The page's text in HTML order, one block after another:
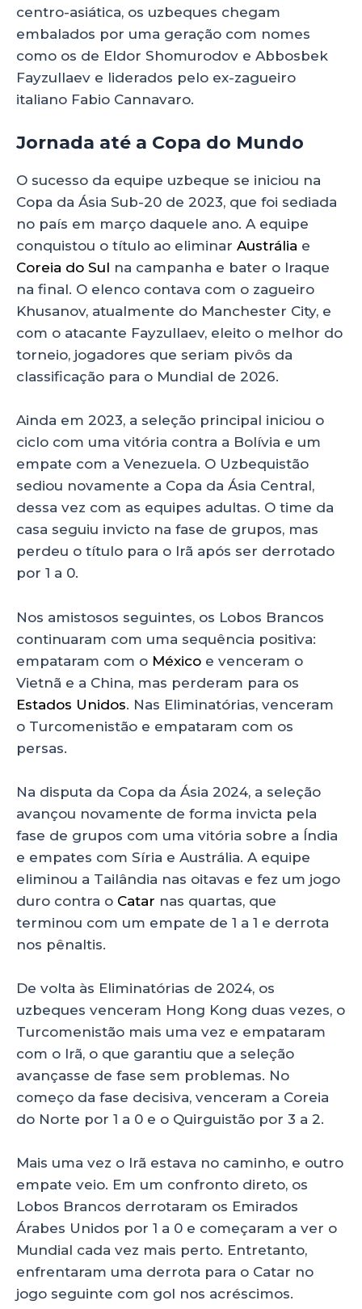
centro-asiática, os uzbeques chegam
embalados por uma geração com nomes
como os de Eldor Shomurodov e Abbosbek
Fayzullaev e liderados pelo ex-zagueiro
italiano Fabio Cannavaro.
Jornada até a Copa do Mundo
O sucesso da equipe uzbeque se iniciou na
Copa da Ásia Sub-20 de 2023, que foi sediada
no país em março daquele ano. A equipe
conquistou o título ao eliminar Austrália e
Coreia do Sul na campanha e bater o Iraque
na final. O elenco contava com o zagueiro
Khusanov, atualmente do Manchester City, e
com o atacante Fayzullaev, eleito o melhor do
torneio, jogadores que seriam pivôs da
classificação para o Mundial de 2026.
Ainda em 2023, a seleção principal iniciou o
ciclo com uma vitória contra a Bolívia e um
empate com a Venezuela. O Uzbequistão
sediou novamente a Copa da Ásia Central,
dessa vez com as equipes adultas. O time da
casa seguiu invicto na fase de grupos, mas
perdeu o título para o Irã após ser derrotado
por 1 a 0.
Nos amistosos seguintes, os Lobos Brancos
continuaram com uma sequência positiva:
empataram com o México e venceram o
Vietnã e a China, mas perderam para os
Estados Unidos. Nas Eliminatórias, venceram
o Turcomenistão e empataram com os
persas.
Na disputa da Copa da Ásia 2024, a seleção
avançou novamente de forma invicta pela
fase de grupos com uma vitória sobre a Índia
e empates com Síria e Austrália. A equipe
eliminou a Tailândia nas oitavas e fez um jogo
duro contra o Catar nas quartas, que
terminou com um empate de 1 a 1 e derrota
nos pênaltis.
De volta às Eliminatórias de 2024, os
uzbeques venceram Hong Kong duas vezes, o
Turcomenistão mais uma vez e empataram
com o Irã, o que garantiu que a seleção
avançasse de fase sem problemas. No
começo da fase decisiva, venceram a Coreia
do Norte por 1 a 0 e o Quirguistão por 3 a 2.
Mais uma vez o Irã estava no caminho, e outro
empate veio. Em um confronto direto, os
Lobos Brancos derrotaram os Emirados
Árabes Unidos por 1 a 0 e começaram a ver o
Mundial cada vez mais perto. Entretanto,
enfrentaram uma derrota para o Catar no
jogo seguinte com gol nos acréscimos.